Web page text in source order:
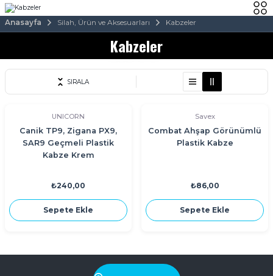
Anasayfa Silah, Ürün ve Aksesuarları Kabzeler
Kabzeler
SIRALA
UNICORN
Canik TP9, Zigana PX9,
SAR9 Geçmeli Plastik
Kabze Krem
₺240,00
Sepete Ekle
Savex
Combat Ahşap Görünümlü
Plastik Kabze
₺86,00
Sepete Ekle